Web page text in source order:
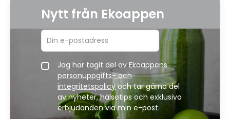
Nytt från Ekoappen
Jag har tagit del av Ekoappens
personuppgifts- och
integritetspolicyoch tar gärna del
av nyheter, hälsotips och exklusiva
erbjudanden via min e-post.